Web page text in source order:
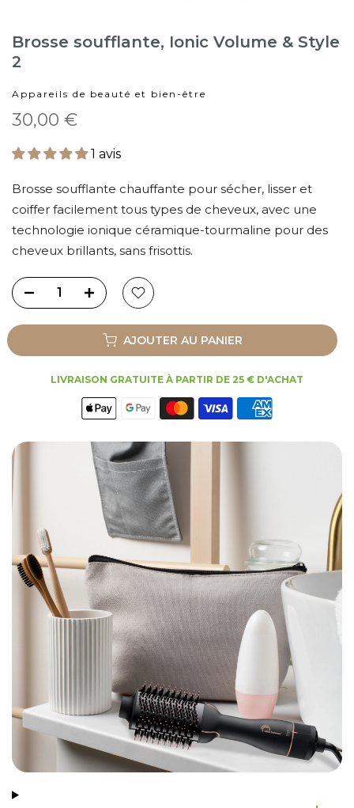
Brosse soufflante, Ionic Volume & Style
2
Appareils de beauté et bien-être
30,00 €
1 avis
Brosse soufflante chauffante pour sécher, lisser et
coiffer facilement tous types de cheveux, avec une
technologie ionique céramique-tourmaline pour des
cheveux brillants, sans frisottis.
AJOUTER AU PANIER
LIVRAISON GRATUITE À PARTIR DE 25 € D'ACHAT